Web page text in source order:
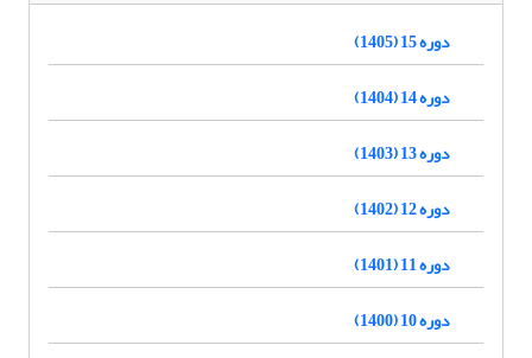
دوره 15 (1405)
دوره 14 (1404)
دوره 13 (1403)
دوره 12 (1402)
دوره 11 (1401)
دوره 10 (1400)